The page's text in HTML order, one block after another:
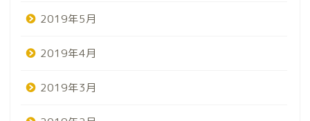
2019年5月
2019年4月
2019年3月